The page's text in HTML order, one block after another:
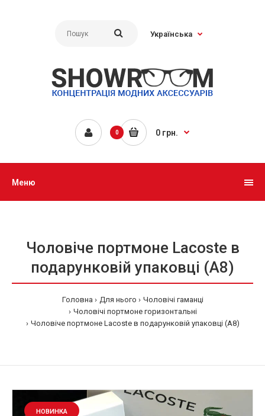
Українська
0 0 грн.
Меню
Чоловіче портмоне Lacoste в
подарунковій упаковці (A8)
Головна Для нього
Чоловічі гаманці
Чоловічі портмоне горизонтальні
Чоловіче портмоне Lacoste в подарунковій упаковці (A8)
НОВИНКА